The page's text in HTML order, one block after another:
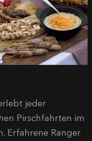
jeder
Pirschfahrten im
Erfahrene Ranger